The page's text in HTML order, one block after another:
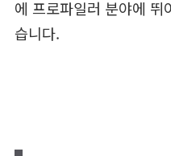
에 프로파일러 분야에 뛰
습니다.